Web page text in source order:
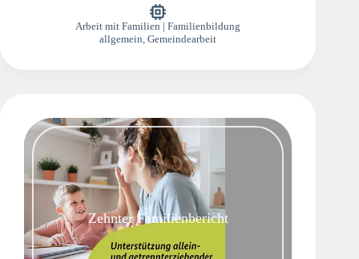
Arbeit mit Familien | Familienbildung
allgemein,Gemeindearbeit
Zehnter Familienbericht